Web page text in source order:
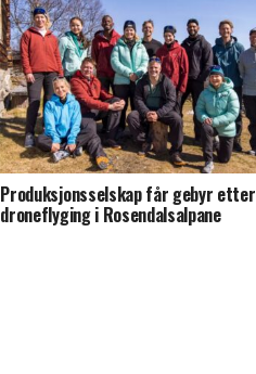
Produksjonsselskap får gebyr etter
droneflyging i Rosendalsalpane